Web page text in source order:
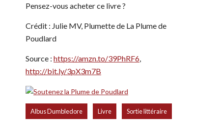
Pensez-vous acheter ce livre ?
Crédit : Julie MV, Plumette de La Plume de
Poudlard
Source : https://amzn.to/39PhRF6
http://bit.ly/3pX3m7B
Albus Dumbledore Livre Sortie littéraire